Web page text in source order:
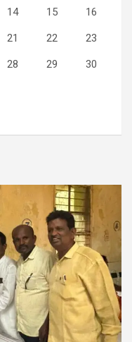
14 15 16
21 22 23
28 29 30